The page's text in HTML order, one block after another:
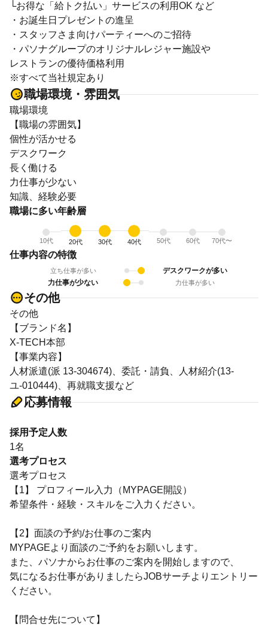
└お得な「給トク払い」サービスの利用OK など
・お誕生日プレゼントの進呈
・スタッフさま向けパーティーへのご招待
・パソナグループのオリジナルレジャー施設や
レストランの優待価格利用
※すべて当社規定あり
職場環境・雰囲気
職場環境
【職場の雰囲気】
個性が活かせる
デスクワーク
長く働ける
力仕事が少ない
知識、経験必要
職場に多い年齢層
10代 20代 30代 40代 50代 60代 70代〜
仕事内容の特徴
立ち仕事が多い
デスクワークが多い
力仕事が少ない
力仕事が多い
その他
その他
【ブランド名】
X-TECH本部
【事業内容】
人材派遣(派 13-304674)、委託・請負、人材紹介(13-
ユ-010444)、再就職支援など
応募情報
採用予定人数
1名
選考プロセス
選考プロセス
【1】 プロフィール入力（MYPAGE開設）
希望条件・経験・スキルをご入力ください。
【2】面談の予約/お仕事のご案内
MYPAGEより面談のご予約をお願いします。
また、パソナからお仕事のご案内を開始しますので、
気になるお仕事がありましたらJOBサーチよりエントリー
ください。
【問合せ先について】